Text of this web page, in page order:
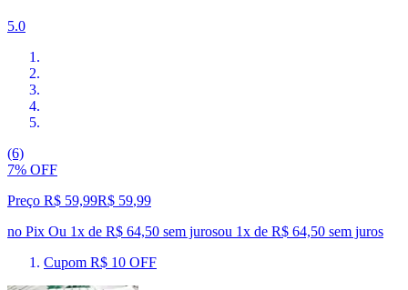
5.0
(6)
7% OFF
Preço R$ 59,99R$ 59,99
no Pix Ou 1x de R$ 64,50 sem jurosou 1x de R$ 64,50 sem juros
Cupom R$ 10 OFF